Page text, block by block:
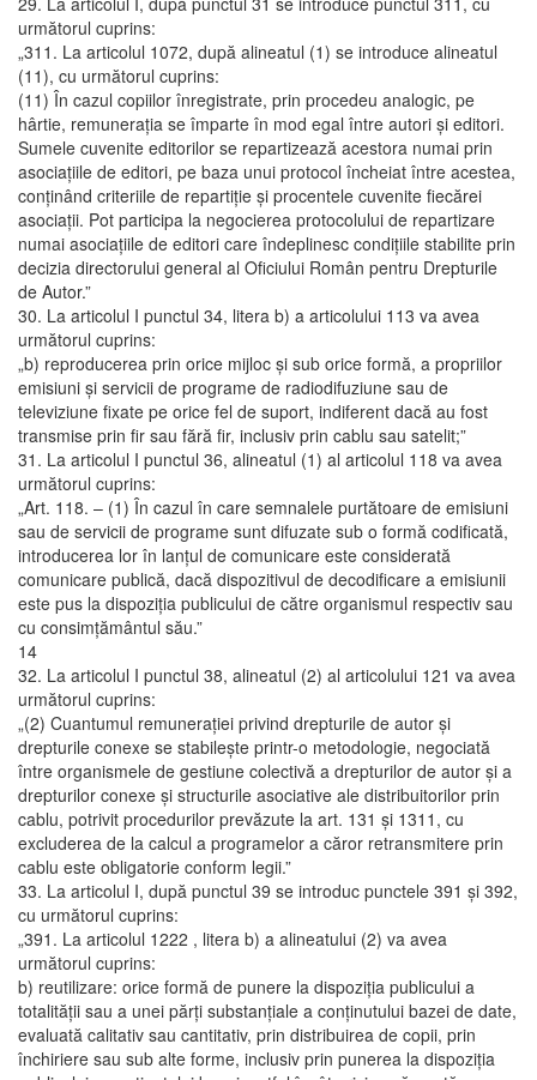
următorul cuprins:
„311. La articolul 1072, după alineatul (1) se introduce alineatul
(11), cu următorul cuprins:
(11) În cazul copiilor înregistrate, prin procedeu analogic, pe
hârtie, remuneraţia se împarte în mod egal între autori şi editori.
Sumele cuvenite editorilor se repartizează acestora numai prin
asociaţiile de editori, pe baza unui protocol încheiat între acestea,
conţinând criteriile de repartiţie şi procentele cuvenite fiecărei
asociaţii. Pot participa la negocierea protocolului de repartizare
numai asociaţiile de editori care îndeplinesc condiţiile stabilite prin
decizia directorului general al Oficiului Român pentru Drepturile
de Autor.”
30. La articolul I punctul 34, litera b) a articolului 113 va avea
următorul cuprins:
„b) reproducerea prin orice mijloc şi sub orice formă, a propriilor
emisiuni şi servicii de programe de radiodifuziune sau de
televiziune fixate pe orice fel de suport, indiferent dacă au fost
transmise prin fir sau fără fir, inclusiv prin cablu sau satelit;”
31. La articolul I punctul 36, alineatul (1) al articolul 118 va avea
următorul cuprins:
„Art. 118. – (1) În cazul în care semnalele purtătoare de emisiuni
sau de servicii de programe sunt difuzate sub o formă codificată,
introducerea lor în lanţul de comunicare este considerată
comunicare publică, dacă dispozitivul de decodificare a emisiunii
este pus la dispoziţia publicului de către organismul respectiv sau
cu consimţământul său.”
14
32. La articolul I punctul 38, alineatul (2) al articolului 121 va avea
următorul cuprins:
„(2) Cuantumul remuneraţiei privind drepturile de autor şi
drepturile conexe se stabileşte printr-o metodologie, negociată
între organismele de gestiune colectivă a drepturilor de autor şi a
drepturilor conexe şi structurile asociative ale distribuitorilor prin
cablu, potrivit procedurilor prevăzute la art. 131 şi 1311, cu
excluderea de la calcul a programelor a căror retransmitere prin
cablu este obligatorie conform legii.”
33. La articolul I, după punctul 39 se introduc punctele 391 şi 392,
cu următorul cuprins:
„391. La articolul 1222 , litera b) a alineatului (2) va avea
următorul cuprins:
b) reutilizare: orice formă de punere la dispoziţia publicului a
totalităţii sau a unei părţi substanţiale a conţinutului bazei de date,
evaluată calitativ sau cantitativ, prin distribuirea de copii, prin
închiriere sau sub alte forme, inclusiv prin punerea la dispoziţia